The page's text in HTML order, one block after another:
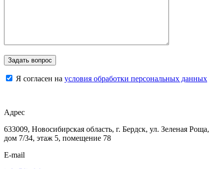
Я согласен на условия обработки персональных данных
Адрес
633009, Новосибирская область, г. Бердск, ул. Зеленая Роща,
дом 7/34, этаж 5, помещение 78
E-mail